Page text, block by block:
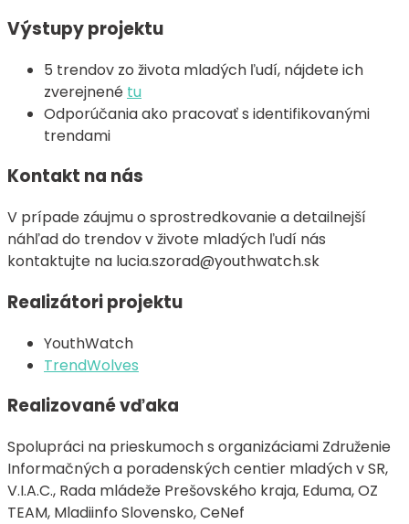
Výstupy projektu
5 trendov zo života mladých ľudí, nájdete ich
zverejnené tu
Odporúčania ako pracovať s identifikovanými
trendami
Kontakt na nás
V prípade záujmu o sprostredkovanie a detailnejší
náhľad do trendov v živote mladých ľudí nás
kontaktujte na lucia.szorad@youthwatch.sk
Realizátori projektu
YouthWatch
TrendWolves
Realizované vďaka
Spolupráci na prieskumoch s organizáciami Združenie
Informačných a poradenských centier mladých v SR,
V.I.A.C., Rada mládeže Prešovského kraja, Eduma, OZ
TEAM, Mladiinfo Slovensko, CeNef